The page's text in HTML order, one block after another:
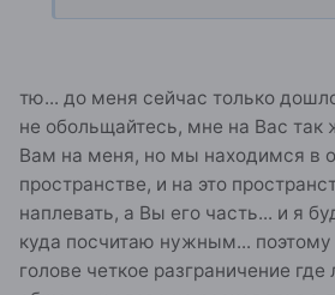
тю... до меня сейчас только
не обольщайтесь, мне на Вас так
Вам на меня, но мы находимся в
пространстве, и на это
наплевать, а Вы его часть... и я
куда посчитаю нужным...
голове четкое разграничение где